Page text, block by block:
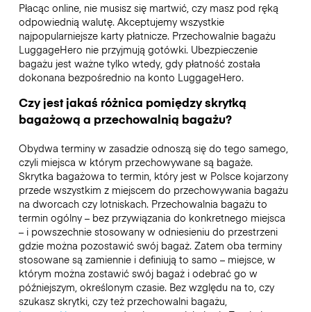
Płacąc online, nie musisz się martwić, czy masz pod ręką
odpowiednią walutę. Akceptujemy wszystkie
najpopularniejsze karty płatnicze. Przechowalnie bagażu
LuggageHero nie przyjmują gotówki. Ubezpieczenie
bagażu jest ważne tylko wtedy, gdy płatność została
dokonana bezpośrednio na konto LuggageHero.
Czy jest jakaś różnica pomiędzy skrytką
bagażową a przechowalnią bagażu?
Obydwa terminy w zasadzie odnoszą się do tego samego,
czyli miejsca w którym przechowywane są bagaże.
Skrytka bagażowa to termin, który jest w Polsce kojarzony
przede wszystkim z miejscem do przechowywania bagażu
na dworcach czy lotniskach. Przechowalnia bagażu to
termin ogólny – bez przywiązania do konkretnego miejsca
– i powszechnie stosowany w odniesieniu do przestrzeni
gdzie można pozostawić swój bagaż. Zatem oba terminy
stosowane są zamiennie i definiują to samo – miejsce, w
którym można zostawić swój bagaż i odebrać go w
późniejszym, określonym czasie. Bez względu na to, czy
szukasz skrytki, czy też przechowalni bagażu,